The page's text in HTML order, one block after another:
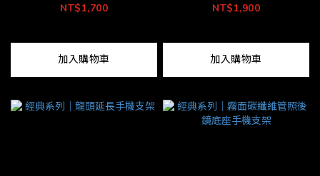
NT$1,700
加入購物車
NT$1,900
加入購物車